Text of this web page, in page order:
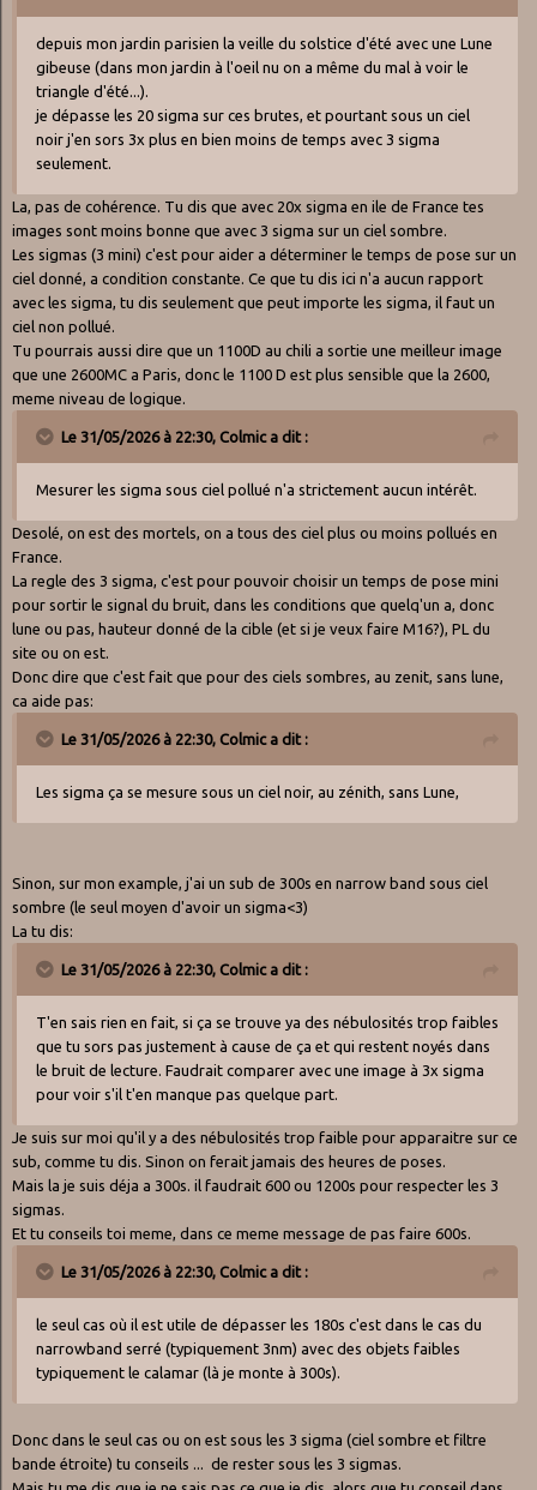
depuis mon jardin parisien la veille du solstice d'été avec une Lune
gibeuse (dans mon jardin à l'oeil nu on a même du mal à voir le
triangle d'été...).
je dépasse les 20 sigma sur ces brutes, et pourtant sous un ciel
noir j'en sors 3x plus en bien moins de temps avec 3 sigma
seulement.
La, pas de cohérence. Tu dis que avec 20x sigma en ile de France tes
images sont moins bonne que avec 3 sigma sur un ciel sombre.
Les sigmas (3 mini) c'est pour aider a déterminer le temps de pose sur un
ciel donné, a condition constante. Ce que tu dis ici n'a aucun rapport
avec les sigma, tu dis seulement que peut importe les sigma, il faut un
ciel non pollué.
Tu pourrais aussi dire que un 1100D au chili a sortie une meilleur image
que une 2600MC a Paris, donc le 1100 D est plus sensible que la 2600,
meme niveau de logique.
Le 31/05/2026 à 22:30, Colmica dit :
Mesurer les sigma sous ciel pollué n'a strictement aucun intérêt.
Desolé, on est des mortels, on a tous des ciel plus ou moins pollués en
France.
La regle des 3 sigma, c'est pour pouvoir choisir un temps de pose mini
pour sortir le signal du bruit, dans les conditions que quelq'un a, donc
lune ou pas, hauteur donné de la cible (et si je veux faire M16?), PL du
site ou on est.
Donc dire que c'est fait que pour des ciels sombres, au zenit, sans lune,
ca aide pas:
Le 31/05/2026 à 22:30, Colmica dit :
Les sigma ça se mesure sous un ciel noir, au zénith, sans Lune,
Sinon, sur mon example, j'ai un sub de 300s en narrow band sous ciel
sombre (le seul moyen d'avoir un sigma<3)
La tu dis:
Le 31/05/2026 à 22:30, Colmica dit :
T'en sais rien en fait, si ça se trouve ya des nébulosités trop faibles
que tu sors pas justement à cause de ça et qui restent noyés dans
le bruit de lecture. Faudrait comparer avec une image à 3x sigma
pour voir s'il t'en manque pas quelque part.
Je suis sur moi qu'il y a des nébulosités trop faible pour apparaitre sur ce
sub, comme tu dis. Sinon on ferait jamais des heures de poses.
Mais la je suis déja a 300s. il faudrait 600 ou 1200s pour respecter les 3
sigmas.
Et tu conseils toi meme, dans ce meme message de pas faire 600s.
Le 31/05/2026 à 22:30, Colmica dit :
le seul cas où il est utile de dépasser les 180s c'est dans le cas du
narrowband serré (typiquement 3nm) avec des objets faibles
typiquement le calamar (là je monte à 300s).
Donc dans le seul cas ou on est sous les 3 sigma (ciel sombre et filtre
bande étroite) tu conseils ... de rester sous les 3 sigmas.